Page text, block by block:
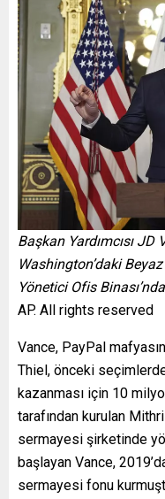
Başkan Yardımcısı
Washington’daki
Yönetici Ofis Binası’nda
AP. All rights reserved
Vance, PayPal
Thiel, önceki
kazanması için 10
tarafından kurulan
sermayesi şirketinde
başlayan Vance,
sermayesi fonu